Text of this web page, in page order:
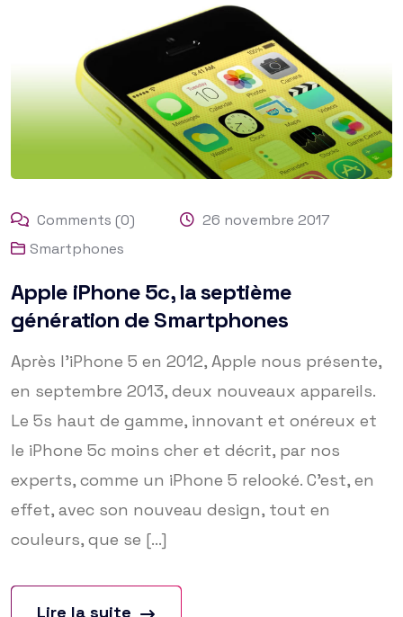
Comments (0)
26 novembre 2017
Smartphones
Apple iPhone 5c, la septième
génération de Smartphones
Après l’iPhone 5 en 2012, Apple nous présente,
en septembre 2013, deux nouveaux appareils.
Le 5s haut de gamme, innovant et onéreux et
le iPhone 5c moins cher et décrit, par nos
experts, comme un iPhone 5 relooké. C’est, en
effet, avec son nouveau design, tout en
couleurs, que se [...]
Lire la suite